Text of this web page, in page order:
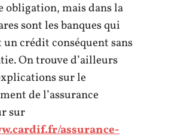
obligation, mais dans la
sont les banques qui
crédit conséquent sans
On trouve d’ailleurs
sur le
de l’assurance
sur
assurance-